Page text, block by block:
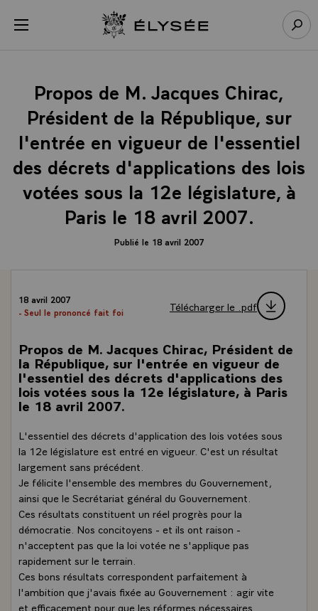
menu Retour à l’accueil Élysée
Propos de M. Jacques Chirac,
Président de la République, sur
l'entrée en vigueur de l'essentiel
des décrets d'applications des lois
votées sous la 12e législature, à
Paris le 18 avril 2007.
Publié le 18 avril 2007
18 avril 2007
- Seul le prononcé fait foi
Télécharger le .pdf
Propos de M. Jacques Chirac, Président de
la République, sur l'entrée en vigueur de
l'essentiel des décrets d'applications des
lois votées sous la 12e législature, à Paris
le 18 avril 2007.
L'essentiel des décrets d'application des lois votées sous
la 12e législature est entré en vigueur. C'est un résultat
largement sans précédent.
Je félicite l'ensemble des membres du Gouvernement,
ainsi que le Secrétariat général du Gouvernement.
Ces résultats constituent un réel progrès pour la
démocratie. Nos concitoyens - et ils ont raison -
n'acceptent pas que la loi votée ne s'applique pas
rapidement sur le terrain.
Ces bons résultats correspondent parfaitement à
l'ambition que j'avais fixée au Gouvernement : agir vite
et efficacement pour que les réformes nécessaires
Panneau de gestion des cookies